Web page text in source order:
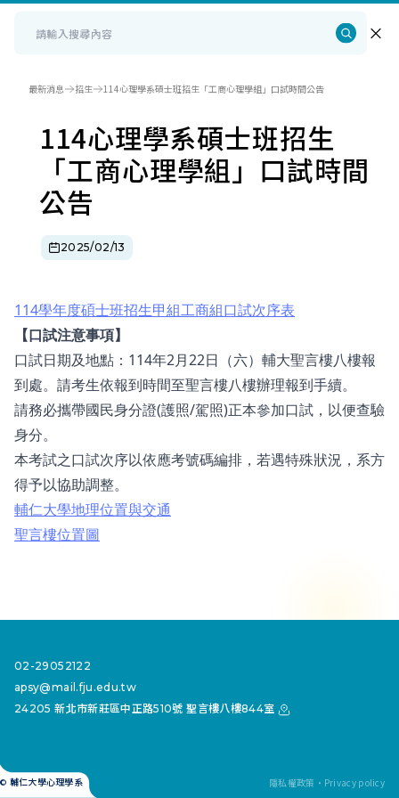
最新消息 招生 114心理學系碩士班招生「工商心理學組」口試時間公告
114心理學系碩士班招生
「工商心理學組」口試時間
公告
2025/02/13
114學年度碩士班招生甲組工商組口試次序表
【口試注意事項】
口試日期及地點：114年2月22日（六）輔大聖言樓八樓報
到處。請考生依報到時間至聖言樓八樓辦理報到手續。
請務必攜帶國民身分證(護照/駕照)正本參加口試，以便查驗
身分。
本考試之口試次序以依應考號碼編排，若遇特殊狀況，系方
得予以協助調整。
輔仁大學地理位置與交通
聖言樓位置圖
02-29052122
apsy@mail.fju.edu.tw
24205 新北市新莊區中正路510號 聖言樓八樓844室
© 輔仁大學心理學系 隱私權政策・Privacy policy